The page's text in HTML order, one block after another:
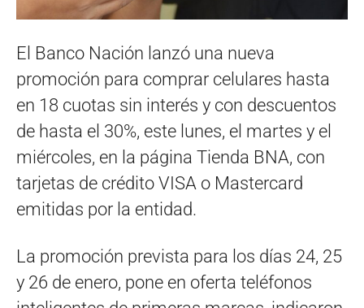
El Banco Nación lanzó una nueva
promoción para comprar celulares hasta
en 18 cuotas sin interés y con descuentos
de hasta el 30%, este lunes, el martes y el
miércoles, en la página Tienda BNA, con
tarjetas de crédito VISA o Mastercard
emitidas por la entidad.
La promoción prevista para los días 24, 25
y 26 de enero, pone en oferta teléfonos